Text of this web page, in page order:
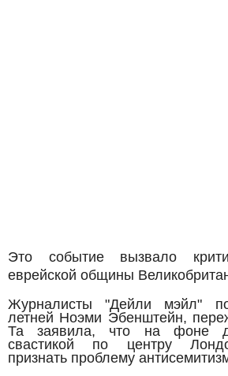
Это событие вызвало
еврейской общины
Журналисты "Дейли мэйл"
летней Ноэми Эбенштейн,
Та заявила, что на фоне
свастикой по центру
признать проблему